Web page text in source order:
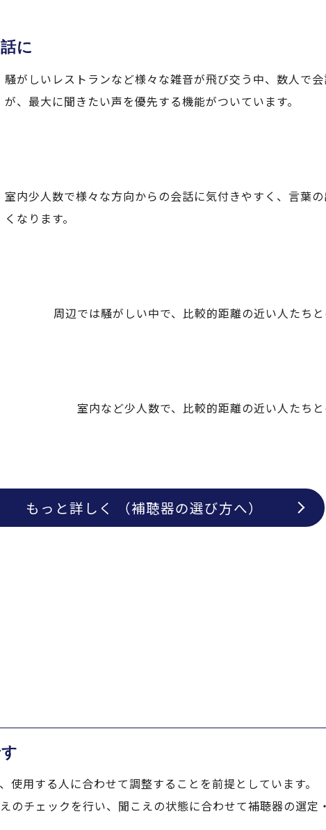
に
騒がしいレストランなど様々な雑音が飛び交う中、数人で
が、最大に聞きたい声を優先する機能がついています。
室内少人数で様々な方向からの会話に気付きやすく、言葉
くなります。
周辺では騒がしい中で、比較的距離の近い人たち
室内など少人数で、比較的距離の近い人たち
もっと詳しく （補聴器の選び方へ）
用する人に合わせて調整することを前提としています。
のチェックを行い、聞こえの状態に合わせて補聴器の選定